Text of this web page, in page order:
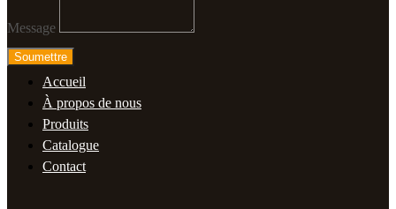
Message
Soumettre
Accueil
À propos de nous
Produits
Catalogue
Contact